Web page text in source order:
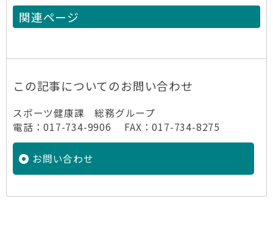
関連ページ
この記事についてのお問い合わせ
スポーツ健康課 総務グループ
電話：017-734-9906 FAX：017-734-8275
お問い合わせ